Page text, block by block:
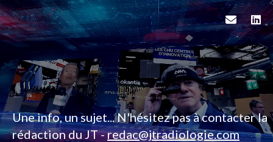
Une info, un sujet... N'hésitez pas à contacter la
rédaction du JT -redac@jtradiologie.com